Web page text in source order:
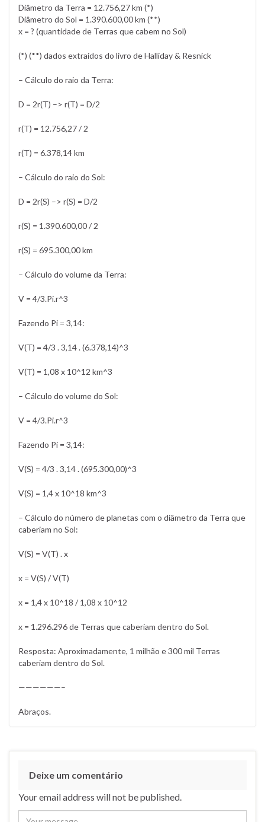
Diâmetro da Terra = 12.756,27 km (*)
Diâmetro do Sol = 1.390.600,00 km (**)
x = ? (quantidade de Terras que cabem no Sol)
(*) (**) dados extraídos do livro de Halliday & Resnick
– Cálculo do raio da Terra:
D = 2r(T) –> r(T) = D/2
r(T) = 12.756,27 / 2
r(T) = 6.378,14 km
– Cálculo do raio do Sol:
D = 2r(S) –> r(S) = D/2
r(S) = 1.390.600,00 / 2
r(S) = 695.300,00 km
– Cálculo do volume da Terra:
V = 4/3.Pi.r^3
Fazendo Pi = 3,14:
V(T) = 4/3 . 3,14 . (6.378,14)^3
V(T) = 1,08 x 10^12 km^3
– Cálculo do volume do Sol:
V = 4/3.Pi.r^3
Fazendo Pi = 3,14:
V(S) = 4/3 . 3,14 . (695.300,00)^3
V(S) = 1,4 x 10^18 km^3
– Cálculo do número de planetas com o diâmetro da Terra que
caberiam no Sol:
V(S) = V(T) . x
x = V(S) / V(T)
x = 1,4 x 10^18 / 1,08 x 10^12
x = 1.296.296 de Terras que caberiam dentro do Sol.
Resposta: Aproximadamente, 1 milhão e 300 mil Terras
caberiam dentro do Sol.
——————–
Abraços.
Deixe um comentário
Your email address will not be published.